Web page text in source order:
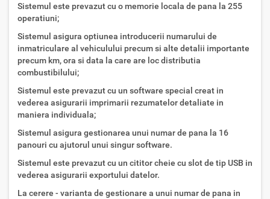
Sistemul este prevazut cu o memorie locala de pana la 255
operatiuni;
Sistemul asigura optiunea introducerii numarului de
inmatriculare al vehiculului precum si alte detalii importante
precum km, ora si data la care are loc distributia
combustibilului;
Sistemul este prevazut cu un software special creat in
vederea asigurarii imprimarii rezumatelor detaliate in
maniera individuala;
Sistemul asigura gestionarea unui numar de pana la 16
panouri cu ajutorul unui singur software.
Sistemul este prevazut cu un cititor cheie cu slot de tip USB in
vederea asigurarii exportului datelor.
La cerere - varianta de gestionare a unui numar de pana in